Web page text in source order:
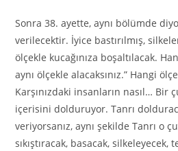
Sonra 38. ayette, aynı bölümde
verilecektir. İyice bastırılmış,
ölçekle kucağınıza boşaltılacak.
aynı ölçekle alacaksınız.” Hangi
Karşınızdaki insanların nasıl… Bir
içerisini dolduruyor. Tanrı
veriyorsanız, aynı şekilde Tanrı o
sıkıştıracak, basacak, silkeleyecek,